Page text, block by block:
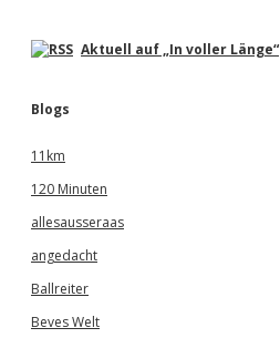
Aktuell auf „In voller Länge“
Blogs
11km
120 Minuten
allesausseraas
angedacht
Ballreiter
Beves Welt